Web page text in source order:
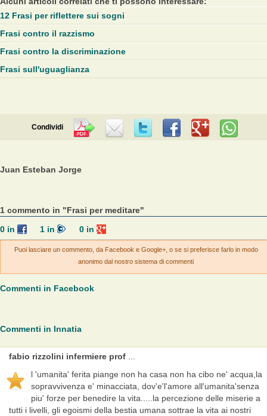
12 Frasi per riflettere sui sogni
Frasi contro il razzismo
Frasi contro la discriminazione
Frasi sull'uguaglianza
Condividi
Juan Esteban Jorge
1 commento in "Frasi per meditare"
0in 1in 0 in
Puoi lasciare un commento, da Facebook e Google+, o se si preferisce farlo in modo
anonimo dal nostro sistema di commenti
Commenti in Facebook
Commenti in Innatia
fabio rizzolini infermiere prof
l 'umanita' ferita piange non ha casa non ha cibo ne' acqua,la
sopravvivenza e' minacciata, dov'e'l'amore all'umanita'senza
piu' forze per benedire la vita.....la percezione delle miserie a
tutti i livelli, gli egoismi della bestia umana sottrae la vita ai nostri